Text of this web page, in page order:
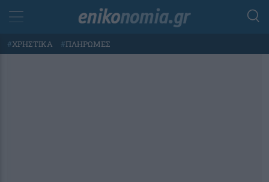
#ΧΡΗΣΤΙΚΑ #ΠΛΗΡΩΜΕΣ